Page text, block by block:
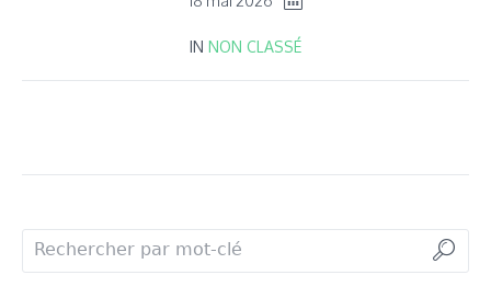
IN NON CLASSÉ